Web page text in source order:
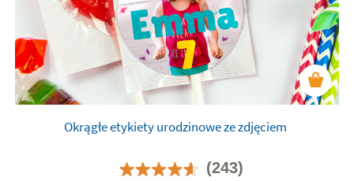
Okrągłe etykiety urodzinowe ze zdjęciem
(243)